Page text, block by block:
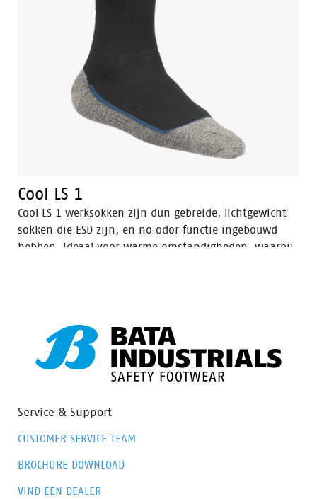
Cool LS 1
Cool LS 1 werksokken zijn dun gebreide, lichtgewicht
sokken die ESD zijn, en no odor functie ingebouwd
hebben. Ideaal voor warme omstandigheden, waarbij
Service & Support
CUSTOMER SERVICE TEAM
BROCHURE DOWNLOAD
VIND EEN DEALER